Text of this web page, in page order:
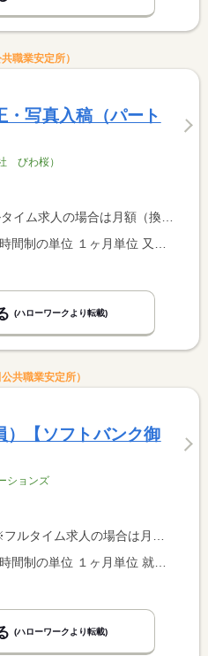
職業安定所）
写真入稿（パート
びわ桜）
算額）、パート求人の場合は時間額を表示しています。
変形労働時間制 変形労働時間制の単位 １ヶ月単位 又は 10時00分〜19時00分の時間の間の6時間 就業時間に関する特記事項 在宅等の就業条件は要相談 <BR> ＊仕事の出来高制による給与支払いも相談可
(ハローワークより転載)
共職業安定所）
）【ソフトバンク御
ションズ
算額）、パート求人の場合は時間額を表示しています。
変形労働時間制 変形労働時間制の単位 １ヶ月単位 就業時間１ 10時00分〜19時00分 又は 〜の時間の間の8時間程度
(ハローワークより転載)